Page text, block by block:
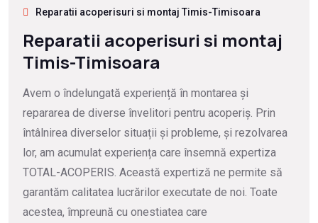
Reparatii acoperisuri si montaj Timis-Timisoara
Reparatii acoperisuri si montaj
Timis-Timisoara
Avem o îndelungată experiență în montarea și
repararea de diverse învelitori pentru acoperiș. Prin
întâlnirea diverselor situații și probleme, și rezolvarea
lor, am acumulat experiența care însemnă expertiza
TOTAL-ACOPERIS. Această expertiză ne permite să
garantăm calitatea lucrărilor executate de noi. Toate
acestea, împreună cu onestiatea care